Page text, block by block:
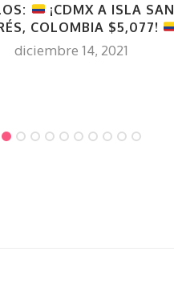
¡CDMX A ISLA SAN
COLOMBIA $5,077!
diciembre 14, 2021